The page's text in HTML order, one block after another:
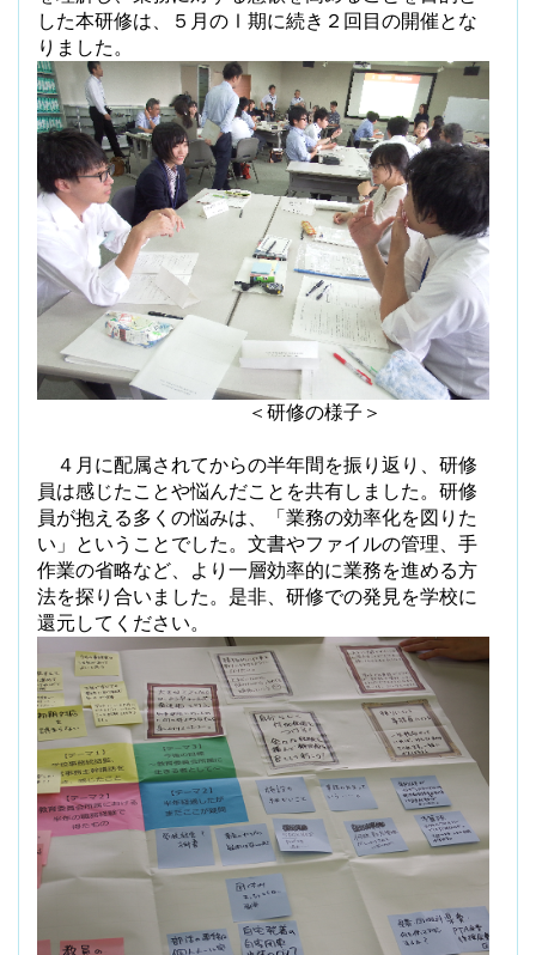
した本研修は、５月のⅠ期に続き２回目の開催とな
りました。
＜研修の様子＞
４月に配属されてからの半年間を振り返り、研修
員は感じたことや悩んだことを共有しました。研修
員が抱える多くの悩みは、「業務の効率化を図りた
い」ということでした。文書やファイルの管理、手
作業の省略など、より一層効率的に業務を進める方
法を探り合いました。是非、研修での発見を学校に
還元してください。